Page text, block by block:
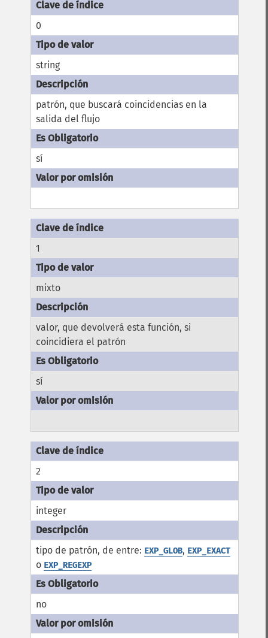
0
string
patrón, que buscará coincidencias en la
salida del flujo
sí
1
mixto
valor, que devolverá esta función, si
coincidiera el patrón
sí
2
integer
tipo de patrón, de entre: EXP_GLOB, EXP_EXACT
o EXP_REGEXP
no